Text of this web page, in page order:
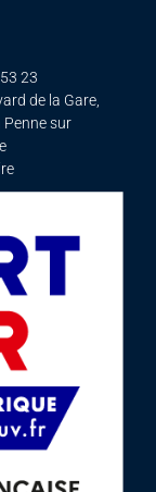
23
de la Gare,
Penne sur